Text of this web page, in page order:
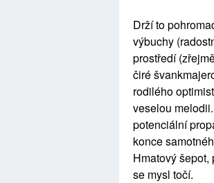
Drží to
výbuchy
prostředí
čiré
rodilého
veselou
potenciální
konce
Hmatový šepot,
se mysl točí.